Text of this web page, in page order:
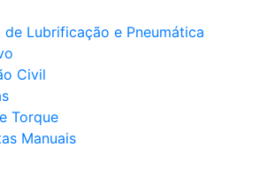
de Lubrificação e Pneumática
Civil
Torque
Manuais